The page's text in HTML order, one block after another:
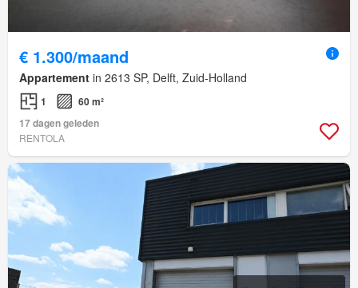
€ 1.300/maand
Appartement in 2613 SP, Delft, Zuid-Holland
1
60 m²
17 dagen geleden
RENTOLA